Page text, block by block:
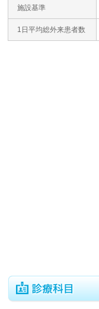
施設基準
1日平均総外来患者数